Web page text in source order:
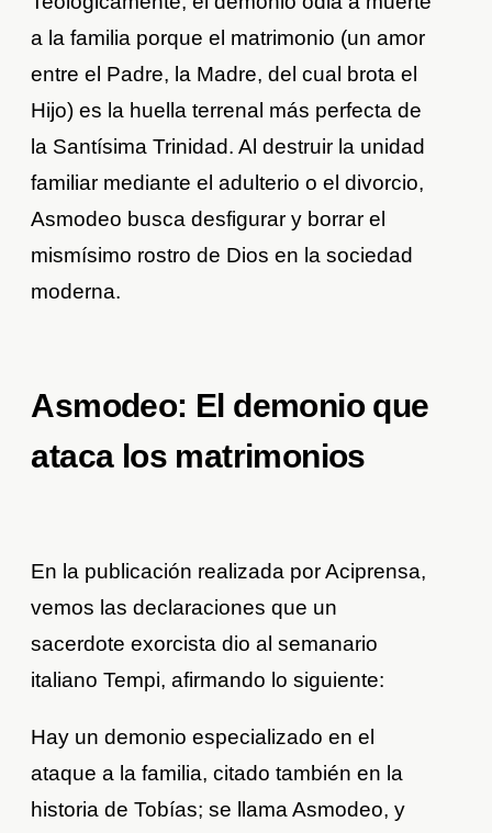
a la familia porque el matrimonio (un amor
entre el Padre, la Madre, del cual brota el
Hijo) es la huella terrenal más perfecta de
la Santísima Trinidad. Al destruir la unidad
familiar mediante el adulterio o el divorcio,
Asmodeo busca desfigurar y borrar el
mismísimo rostro de Dios en la sociedad
moderna.
Asmodeo: El demonio que
ataca los matrimonios
En la publicación realizada por Aciprensa,
vemos las declaraciones que un
sacerdote exorcista dio al semanario
italiano Tempi, afirmando lo siguiente:
Hay un demonio especializado en el
ataque a la familia, citado también en la
historia de Tobías; se llama Asmodeo, y